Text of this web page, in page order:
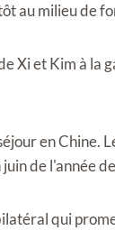
au milieu de
Xi et Kim à la
en Chine.
de l'année
qui